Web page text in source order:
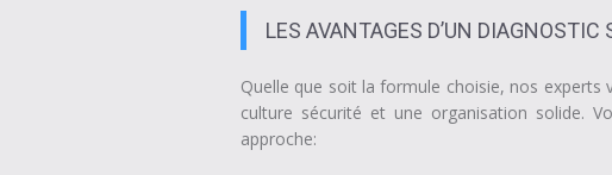
LES AVANTAGES D’UN DIAGNOSTIC
Quelle que soit la formule choisie, nos experts
culture sécurité et une organisation solide.
approche: